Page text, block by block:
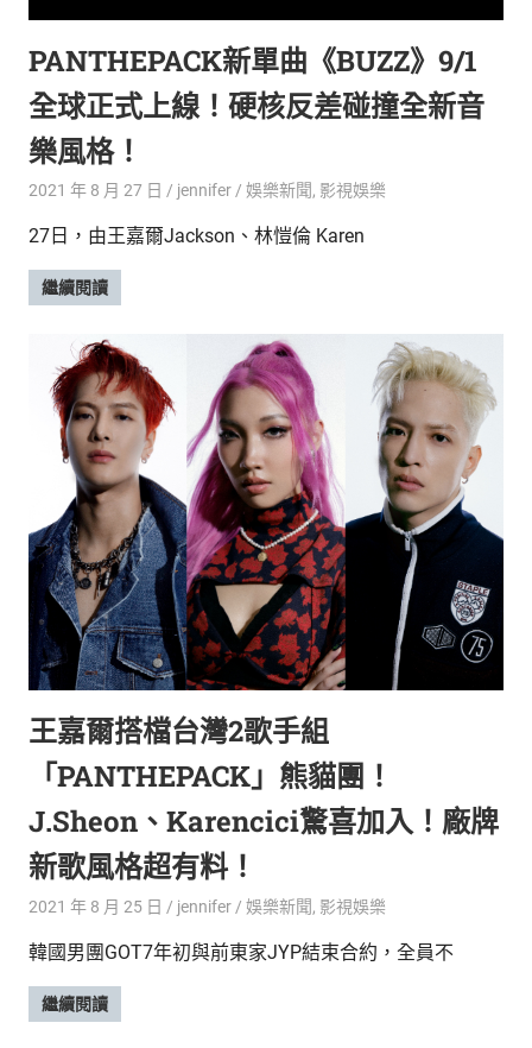
PANTHEPACK新單曲《BUZZ》9/1
全球正式上線！硬核反差碰撞全新音
樂風格！
2021 年 8 月 27 日 jennifer 娛樂新聞, 影視娛樂
27日，由王嘉爾Jackson、林愷倫 Karen
繼續閱讀
王嘉爾搭檔台灣2歌手組
「PANTHEPACK」熊貓團！
J.Sheon、Karencici驚喜加入！廠牌
新歌風格超有料！
2021 年 8 月 25 日 jennifer 娛樂新聞, 影視娛樂
韓國男團GOT7年初與前東家JYP結束合約，全員不
繼續閱讀